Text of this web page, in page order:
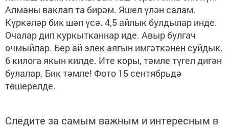
Алманы ваклап та бирәм. Яшел үлән салам.
Күркәләр бик шәп үсә. 4,5 айлык булдылар инде.
Очалар дип куркытканнар иде. Авыр булгач
очмыйлар. Бер ай элек аягын имгәткәнен суйдык.
6 килога якын килде. Ите коры, тәмле түгел дигән
булалар. Бик тәмле! Фото 15 сентябрьдә
төшерелде.
Следите за самым важным и интересным в